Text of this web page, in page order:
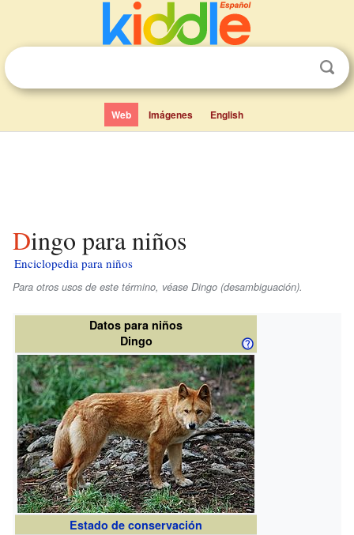
Web Imágenes English
Dingo para niños
Enciclopedia para niños
Para otros usos de este término, véase Dingo (desambiguación).
Datos para niños
Dingo
Estado de conservación